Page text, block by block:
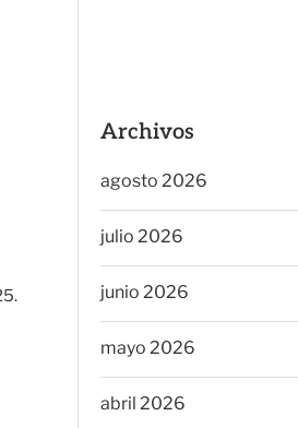
Archivos
agosto 2026
julio 2026
junio 2026
mayo 2026
abril 2026